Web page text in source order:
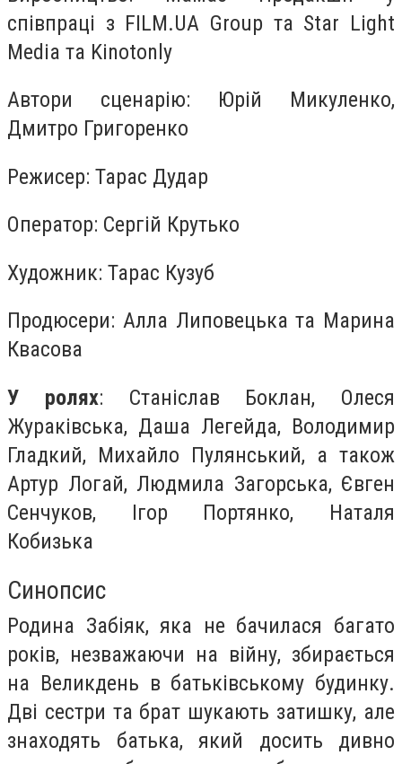
співпраці з FILM.UA Group та Star Light
Media та Kinotonly
Автори сценарію: Юрій Микуленко,
Дмитро Григоренко
Режисер: Тарас Дудар
Оператор: Сергій Крутько
Художник: Тарас Кузуб
Продюсери: Алла Липовецька та Марина
Квасова
У ролях: Станіслав Боклан, Олеся
Жураківська, Даша Легейда, Володимир
Гладкий, Михайло Пулянський, а також
Артур Логай, Людмила Загорська, Євген
Сенчуков, Ігор Портянко, Наталя
Кобизька
Синопсис
Родина Забіяк, яка не бачилася багато
років, незважаючи на війну, збирається
на Великдень в батьківському будинку.
Дві сестри та брат шукають затишку, але
знаходять батька, який досить дивно